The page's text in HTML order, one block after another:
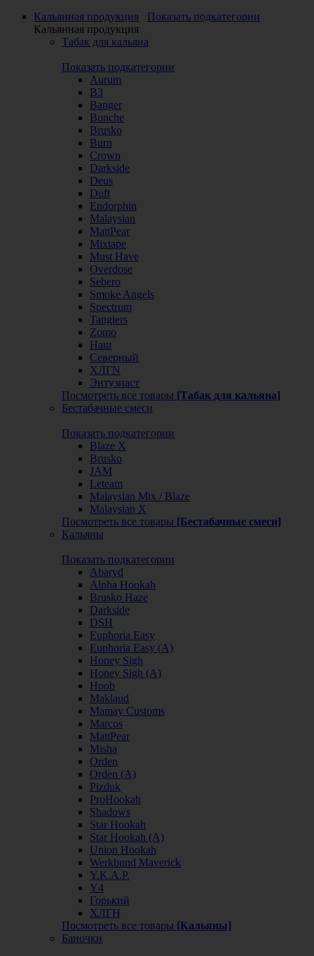
Кальянная продукция
Показать подкатегории
Кальянная продукция
Табак для кальяна
Показать подкатегории
Aurum
B3
Banger
Bonche
Brusko
Burn
Crown
Darkside
Deus
Duft
Endorphin
Malaysian
MattPear
Mixtape
Must Have
Overdose
Sebero
Smoke Angels
Spectrum
Tangiers
Zomo
Наш
Северный
ХЛГN
Энтузиаст
Посмотреть все товары [Табак для кальяна]
Бестабачные смеси
Показать подкатегории
Blaze X
Brusko
JAM
Leteam
Malaysian Mix / Blaze
Malaysian X
Посмотреть все товары [Бестабачные смеси]
Кальяны
Показать подкатегории
Abaryd
Alpha Hookah
Brusko Haze
Darkside
DSH
Euphoria Easy
Euphoria Easy (А)
Honey Sigh
Honey Sigh (А)
Hoob
Maklaud
Mamay Customs
Marcos
MattPear
Misha
Orden
Orden (А)
Pizduk
ProHookah
Shadows
Star Hookah
Star Hookah (А)
Union Hookah
Werkbund Maverick
Y.K.A.P.
Y4
Горький
ХЛГН
Посмотреть все товары [Кальяны]
Баночки